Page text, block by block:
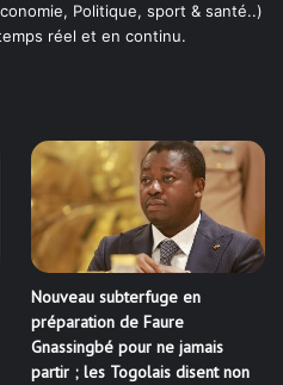
Politique, sport & santé..)
réel et en continu.
Nouveau subterfuge en
préparation de Faure
Gnassingbé pour ne jamais
partir ; les Togolais disent non